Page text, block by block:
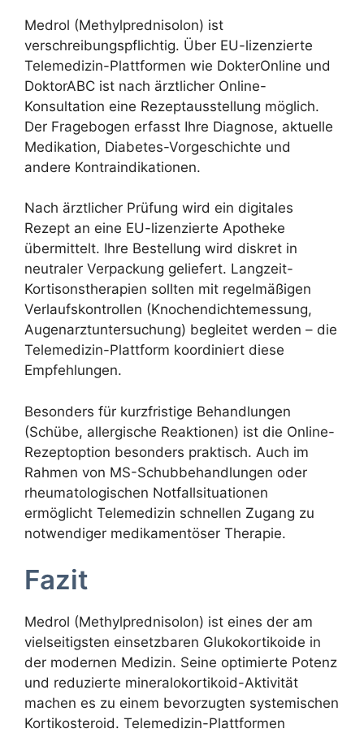
Medrol (Methylprednisolon) ist
verschreibungspflichtig. Über EU-lizenzierte
Telemedizin-Plattformen wie DokterOnline und
DoktorABC ist nach ärztlicher Online-
Konsultation eine Rezeptausstellung möglich.
Der Fragebogen erfasst Ihre Diagnose, aktuelle
Medikation, Diabetes-Vorgeschichte und
andere Kontraindikationen.
Nach ärztlicher Prüfung wird ein digitales
Rezept an eine EU-lizenzierte Apotheke
übermittelt. Ihre Bestellung wird diskret in
neutraler Verpackung geliefert. Langzeit-
Kortisonstherapien sollten mit regelmäßigen
Verlaufskontrollen (Knochendichtemessung,
Augenarztuntersuchung) begleitet werden – die
Telemedizin-Plattform koordiniert diese
Empfehlungen.
Besonders für kurzfristige Behandlungen
(Schübe, allergische Reaktionen) ist die Online-
Rezeptoption besonders praktisch. Auch im
Rahmen von MS-Schubbehandlungen oder
rheumatologischen Notfallsituationen
ermöglicht Telemedizin schnellen Zugang zu
notwendiger medikamentöser Therapie.
Fazit
Medrol (Methylprednisolon) ist eines der am
vielseitigsten einsetzbaren Glukokortikoide in
der modernen Medizin. Seine optimierte Potenz
und reduzierte mineralokortikoid-Aktivität
machen es zu einem bevorzugten systemischen
Kortikosteroid. Telemedizin-Plattformen